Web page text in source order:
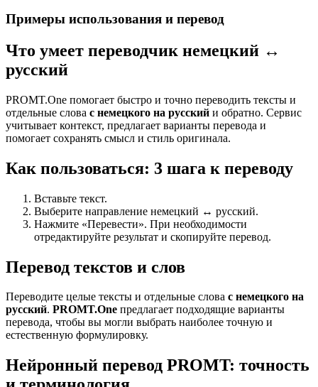
Примеры использования и перевод
Что умеет переводчик немецкий ↔
русский
PROMT.One помогает быстро и точно переводить тексты и
отдельные слова с немецкого на русский и обратно. Сервис
учитывает контекст, предлагает варианты перевода и
помогает сохранять смысл и стиль оригинала.
Как пользоваться: 3 шага к переводу
Вставьте текст.
Выберите направление немецкий ↔ русский.
Нажмите «Перевести». При необходимости
отредактируйте результат и скопируйте перевод.
Перевод текстов и слов
Переводите целые тексты и отдельные слова с немецкого на
русский. PROMT.One предлагает подходящие варианты
перевода, чтобы вы могли выбрать наиболее точную и
естественную формулировку.
Нейронный перевод PROMT: точность